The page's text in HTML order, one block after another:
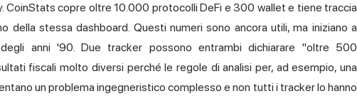
CoinStats copre oltre 10.000 protocolli DeFi e 300 wallet e tiene traccia
della stessa dashboard. Questi numeri sono ancora utili, ma iniziano a
anni '90. Due tracker possono entrambi dichiarare "oltre 500
fiscali molto diversi perché le regole di analisi per, ad esempio, una
un problema ingegneristico complesso e non tutti i tracker lo hanno